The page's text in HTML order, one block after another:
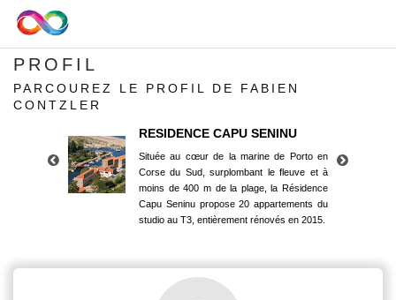
PROFIL
PARCOUREZ LE PROFIL DE FABIEN
CONTZLER
RESIDENCE CAPU SENINU
Située au cœur de la marine de Porto en
Corse du Sud, surplombant le fleuve et à
moins de 400 m de la plage, la Résidence
Capu Seninu propose 20 appartements du
studio au T3, entièrement rénovés en 2015.
Corse du Sud, surplombant le fleuve et à
moins de 400 m de la plage, la Résidence